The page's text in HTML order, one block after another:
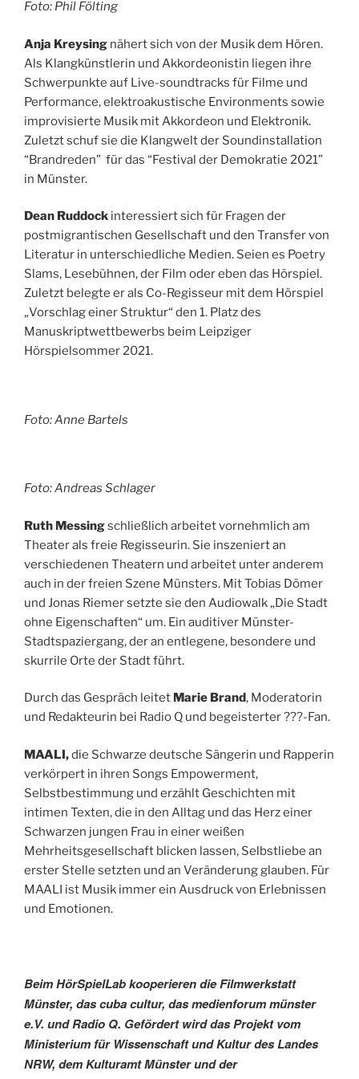
Foto: Phil Fölting
Anja Kreysing nähert sich von der Musik dem Hören.
Als Klangkünstlerin und Akkordeonistin liegen ihre
Schwerpunkte auf Live-soundtracks für Filme und
Performance, elektroakustische Environments sowie
improvisierte Musik mit Akkordeon und Elektronik.
Zuletzt schuf sie die Klangwelt der Soundinstallation
“Brandreden” für das “Festival der Demokratie 2021”
in Münster.
Dean Ruddock interessiert sich für Fragen der
postmigrantischen Gesellschaft und den Transfer von
Literatur in unterschiedliche Medien. Seien es Poetry
Slams, Lesebühnen, der Film oder eben das Hörspiel.
Zuletzt belegte er als Co-Regisseur mit dem Hörspiel
„Vorschlag einer Struktur“ den 1. Platz des
Manuskriptwettbewerbs beim Leipziger
Hörspielsommer 2021.
Foto: Anne Bartels
Foto: Andreas Schlager
Ruth Messingschließlich arbeitet vornehmlich am
Theater als freie Regisseurin. Sie inszeniert an
verschiedenen Theatern und arbeitet unter anderem
auch in der freien Szene Münsters. Mit Tobias Dömer
und Jonas Riemer setzte sie den Audiowalk „Die Stadt
ohne Eigenschaften“ um. Ein auditiver Münster-
Stadtspaziergang, der an entlegene, besondere und
skurrile Orte der Stadt führt.
Durch das Gespräch leitet Marie Brand, Moderatorin
und Redakteurin bei Radio Q und begeisterter ???-Fan.
MAALI,die Schwarze deutsche Sängerin und Rapperin
verkörpert in ihren Songs Empowerment,
Selbstbestimmung und erzählt Geschichten mit
intimen Texten, die in den Alltag und das Herz einer
Schwarzen jungen Frau in einer weißen
Mehrheitsgesellschaft blicken lassen, Selbstliebe an
erster Stelle setzten und an Veränderung glauben. Für
MAALI ist Musik immer ein Ausdruck von Erlebnissen
und Emotionen.
Beim HörSpielLab kooperieren die Filmwerkstatt
Münster, das cuba cultur, das medienforum münster
e.V. und Radio Q. Gefördert wird das Projekt vom
Ministerium für Wissenschaft und Kultur des Landes
NRW, dem Kulturamt Münster und der